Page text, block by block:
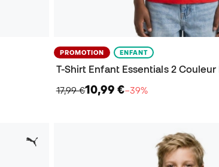
PROMOTION ENFANT
T-Shirt Enfant Essentials 2 Couleur
17,99 €10,99 €−39%